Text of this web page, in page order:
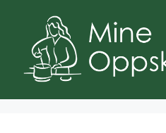
innhold